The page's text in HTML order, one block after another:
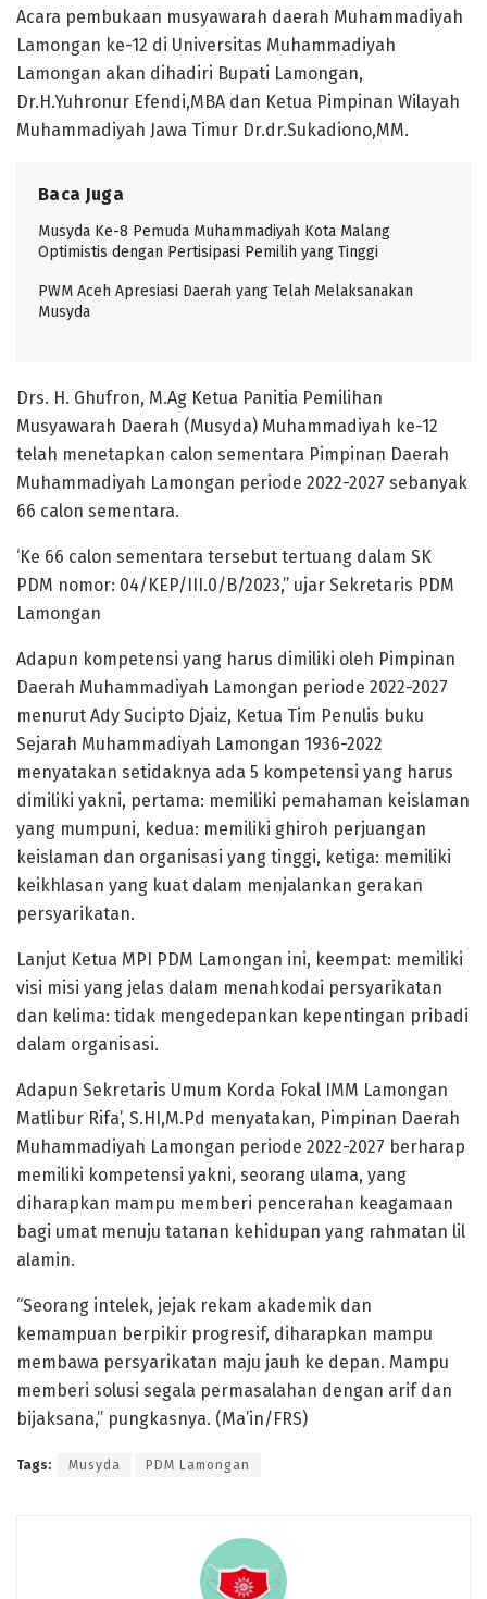
Acara pembukaan musyawarah daerah Muhammadiyah
Lamongan ke-12 di Universitas Muhammadiyah
Lamongan akan dihadiri Bupati Lamongan,
Dr.H.Yuhronur Efendi,MBA dan Ketua Pimpinan Wilayah
Muhammadiyah Jawa Timur Dr.dr.Sukadiono,MM.
Baca Juga
Musyda Ke-8 Pemuda Muhammadiyah Kota Malang
Optimistis dengan Pertisipasi Pemilih yang Tinggi
PWM Aceh Apresiasi Daerah yang Telah Melaksanakan
Musyda
Drs. H. Ghufron, M.Ag Ketua Panitia Pemilihan
Musyawarah Daerah (Musyda) Muhammadiyah ke-12
telah menetapkan calon sementara Pimpinan Daerah
Muhammadiyah Lamongan periode 2022-2027 sebanyak
66 calon sementara.
‘Ke 66 calon sementara tersebut tertuang dalam SK
PDM nomor: 04/KEP/III.0/B/2023,” ujar Sekretaris PDM
Lamongan
Adapun kompetensi yang harus dimiliki oleh Pimpinan
Daerah Muhammadiyah Lamongan periode 2022-2027
menurut Ady Sucipto Djaiz, Ketua Tim Penulis buku
Sejarah Muhammadiyah Lamongan 1936-2022
menyatakan setidaknya ada 5 kompetensi yang harus
dimiliki yakni, pertama: memiliki pemahaman keislaman
yang mumpuni, kedua: memiliki ghiroh perjuangan
keislaman dan organisasi yang tinggi, ketiga: memiliki
keikhlasan yang kuat dalam menjalankan gerakan
persyarikatan.
Lanjut Ketua MPI PDM Lamongan ini, keempat: memiliki
visi misi yang jelas dalam menahkodai persyarikatan
dan kelima: tidak mengedepankan kepentingan pribadi
dalam organisasi.
Adapun Sekretaris Umum Korda Fokal IMM Lamongan
Matlibur Rifa’, S.HI,M.Pd menyatakan, Pimpinan Daerah
Muhammadiyah Lamongan periode 2022-2027 berharap
memiliki kompetensi yakni, seorang ulama, yang
diharapkan mampu memberi pencerahan keagamaan
bagi umat menuju tatanan kehidupan yang rahmatan lil
alamin.
“Seorang intelek, jejak rekam akademik dan
kemampuan berpikir progresif, diharapkan mampu
membawa persyarikatan maju jauh ke depan. Mampu
memberi solusi segala permasalahan dengan arif dan
bijaksana,” pungkasnya. (Ma’in/FRS)
Tags: Musyda PDM Lamongan